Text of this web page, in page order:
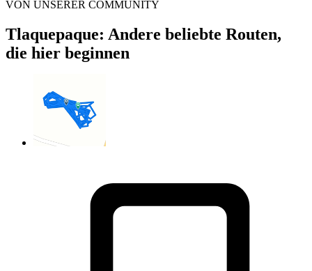
VON UNSERER COMMUNITY
Tlaquepaque: Andere beliebte Routen,
die hier beginnen